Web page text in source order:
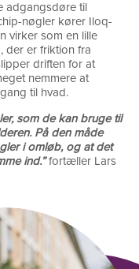
adgangsdøre til
nøgler kører Iloq-
virker som en lille
der er friktion fra
driften for at
nemmere at
til hvad.
som de kan bruge til
På den måde
i omløb, og at det
ind.” fortæller Lars